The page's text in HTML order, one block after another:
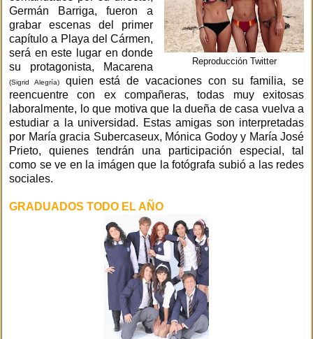
Reproducción Twitter
Germán Barriga, fueron a
grabar escenas del primer
capítulo a Playa del Cármen,
será en este lugar en donde
su protagonista, Macarena
(Sigrid Alegría)quien está de vacaciones con su familia, se
reencuentre con ex compañeras, todas muy exitosas
laboralmente, lo que motiva que la dueña de casa vuelva a
estudiar a la universidad. Estas amigas son interpretadas
por María gracia Subercaseux, Mónica Godoy y María José
Prieto, quienes tendrán una participación especial, tal
como se ve en la imágen que la fotógrafa subió a las redes
sociales.
GRADUADOS TODO EL AÑO